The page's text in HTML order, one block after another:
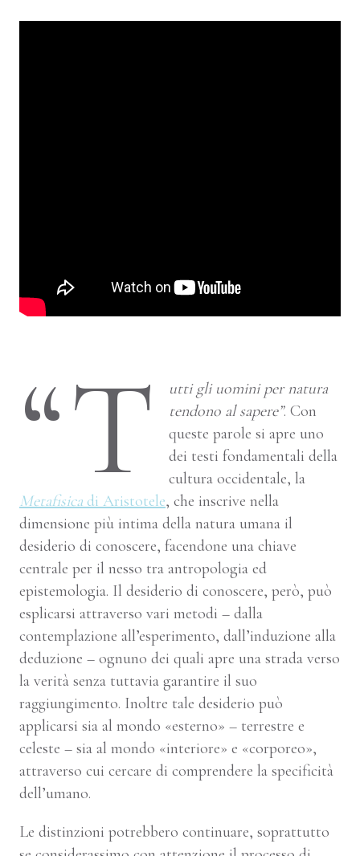
“T
utti gli uomini per natura
tendono al sapere”. Con
queste parole si apre uno
dei testi fondamentali della
cultura occidentale, la
Metafisica di Aristotele, che inscrive nella
dimensione più intima della natura umana il
desiderio di conoscere, facendone una chiave
centrale per il nesso tra antropologia ed
epistemologia. Il desiderio di conoscere, però, può
esplicarsi attraverso vari metodi – dalla
contemplazione all’esperimento, dall’induzione alla
deduzione – ognuno dei quali apre una strada verso
la verità senza tuttavia garantire il suo
raggiungimento. Inoltre tale desiderio può
applicarsi sia al mondo «esterno» – terrestre e
celeste – sia al mondo «interiore» e «corporeo»,
attraverso cui cercare di comprendere la specificità
dell’umano.
Le distinzioni potrebbero continuare, soprattutto